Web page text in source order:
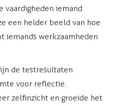
vaardigheden iemand
een helder beeld van hoe
iemands werkzaamheden
de testresultaten
voor reflectie.
zelfinzicht en groeide het